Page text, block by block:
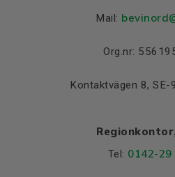
Mail:
Org.nr:
Kontaktvägen 8, SE-
Tel: 0142-29